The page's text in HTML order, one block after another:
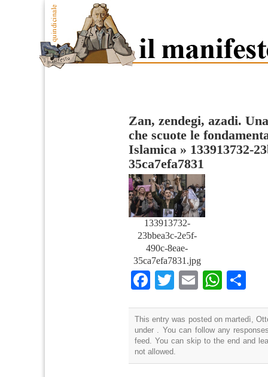
Zan, zendegi, azadi.
che scuote le
Islamica » 133913732-
35ca7efa7831
133913732-
23bbea3c-2e5f-
490c-8eae-
35ca7efa7831.jpg
Facebook
TwitterEmail
This entry was posted on martedì,
under . You can follow any
feed. You can skip to the end and
not allowed.